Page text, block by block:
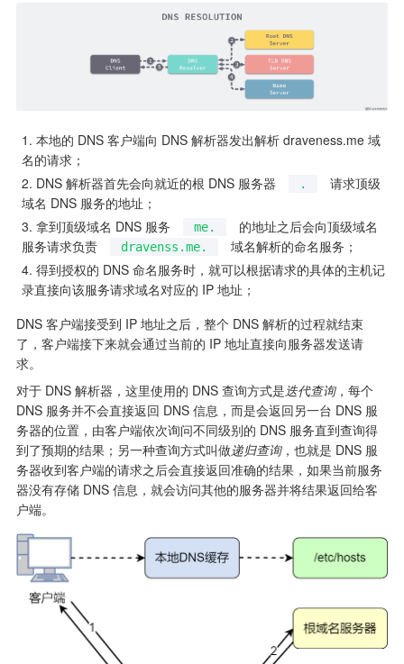
本地的 DNS 客户端向 DNS 解析器发出解析 draveness.me 域
名的请求；
DNS 解析器首先会向就近的根 DNS 服务器
.
请求顶级
域名 DNS 服务的地址；
拿到顶级域名 DNS 服务
me.
的地址之后会向顶级域名
服务请求负责
dravenss.me.
域名解析的命名服务；
得到授权的 DNS 命名服务时，就可以根据请求的具体的主机记
录直接向该服务请求域名对应的 IP 地址；
DNS 客户端接受到 IP 地址之后，整个 DNS 解析的过程就结束
了，客户端接下来就会通过当前的 IP 地址直接向服务器发送请
求。
对于 DNS 解析器，这里使用的 DNS 查询方式是迭代查询，每个
DNS 服务并不会直接返回 DNS 信息，而是会返回另一台 DNS 服
务器的位置，由客户端依次询问不同级别的 DNS 服务直到查询得
到了预期的结果；另一种查询方式叫做递归查询，也就是 DNS 服
务器收到客户端的请求之后会直接返回准确的结果，如果当前服务
器没有存储 DNS 信息，就会访问其他的服务器并将结果返回给客
户端。